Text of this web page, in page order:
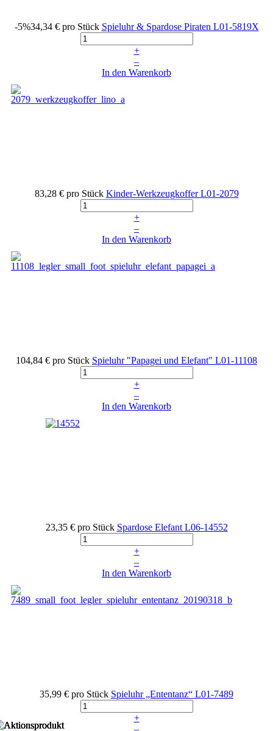
-5%34,34 € pro Stück Spieluhr & Spardose Piraten L01-5819X
+
–
In den Warenkorb
83,28 € pro Stück Kinder-WerkzeugkofferL01-2079
+
–
In den Warenkorb
104,84 € pro Stück Spieluhr "Papagei und Elefant" L01-11108
+
–
In den Warenkorb
23,35 € pro Stück Spardose Elefant L06-14552
+
–
In den Warenkorb
35,99 € pro Stück Spieluhr „Ententanz“ L01-7489
+
–